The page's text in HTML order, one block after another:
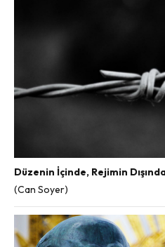
Düzenin İçinde, Rejimin
(Can Soyer)